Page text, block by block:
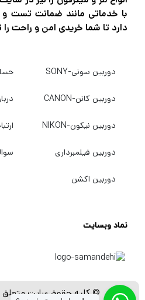
با خدماتی مانند ضمانت تست و
دارد تا شما خریدی امن و راحت را
دوربین سونی-SONY
دوربین کانن-CANON
دوربین نیکون-NIKON
دوربین فیلمبرداری
دوربین اکشن
نماد وبسایت
© کلیه حقوق سایت متعلق